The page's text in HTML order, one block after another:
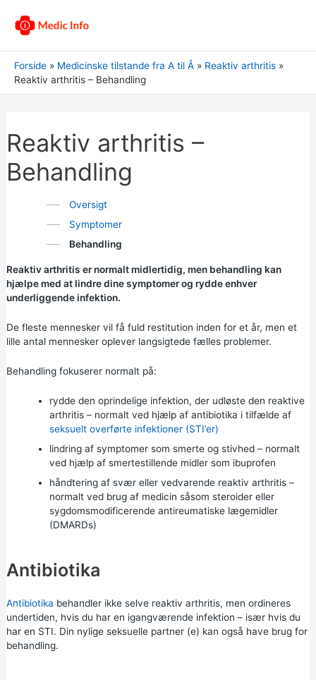
Forside Medicinske tilstande fra A til Å
Reaktiv arthritis
Reaktiv arthritis – Behandling
Reaktiv arthritis –
Behandling
Oversigt
Symptomer
Behandling
Reaktiv arthritis er normalt midlertidig, men behandling kan
hjælpe med at lindre dine symptomer og rydde enhver
underliggende infektion.
De fleste mennesker vil få fuld restitution inden for et år, men et
lille antal mennesker oplever langsigtede fælles problemer.
Behandling fokuserer normalt på:
rydde den oprindelige infektion, der udløste den reaktive
arthritis – normalt ved hjælp af antibiotika i tilfælde af
seksuelt overførte infektioner (STI’er)
lindring af symptomer som smerte og stivhed – normalt
ved hjælp af smertestillende midler som ibuprofen
håndtering af svær eller vedvarende reaktiv arthritis –
normalt ved brug af medicin såsom steroider eller
sygdomsmodificerende antireumatiske lægemidler
(DMARDs)
Antibiotika
Antibiotika behandler ikke selve reaktiv arthritis, men ordineres
undertiden, hvis du har en igangværende infektion – især hvis du
har en STI. Din nylige seksuelle partner (e) kan også have brug for
behandling.